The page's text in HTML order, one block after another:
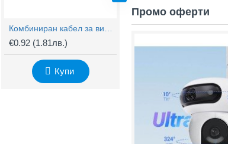
€0.92 (1.81лв.)
Купи
BNC Kонектор с Винт
Промо оферти